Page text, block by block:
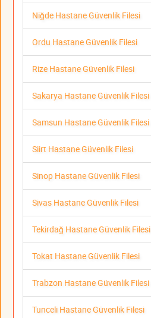
Niğde Hastane Güvenlik Filesi
Ordu Hastane Güvenlik Filesi
Rize Hastane Güvenlik Filesi
Sakarya Hastane Güvenlik Filesi
Samsun Hastane Güvenlik Filesi
Siirt Hastane Güvenlik Filesi
Sinop Hastane Güvenlik Filesi
Sivas Hastane Güvenlik Filesi
Tekirdağ Hastane Güvenlik Filesi
Tokat Hastane Güvenlik Filesi
Trabzon Hastane Güvenlik Filesi
Tunceli Hastane Güvenlik Filesi